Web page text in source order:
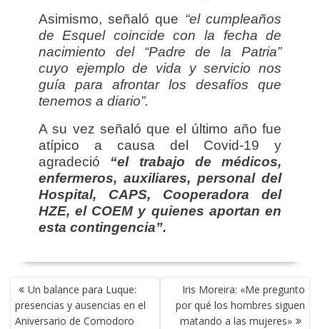
Asimismo, señaló que “el cumpleaños
de Esquel coincide con la fecha de
nacimiento del “Padre de la Patria”
cuyo ejemplo de vida y servicio nos
guía para afrontar los desafíos que
tenemos a diario”.
A su vez señaló que el último año fue
atípico a causa del Covid-19 y
agradeció “el trabajo de médicos,
enfermeros, auxiliares, personal del
Hospital, CAPS, Cooperadora del
HZE, el COEM y quienes aportan en
esta contingencia”.
NAVEGACIÓN
DE
ENTRADAS
Un balance para Luque:
presencias y ausencias en el
Aniversario de Comodoro
Iris Moreira: «Me pregunto
por qué los hombres siguen
matando a las mujeres»